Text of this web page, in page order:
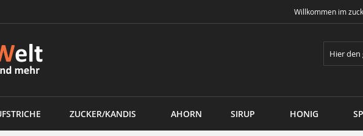
Willkommen im
Suche
ZUCKER/KANDIS AHORN SIRUP HONIG